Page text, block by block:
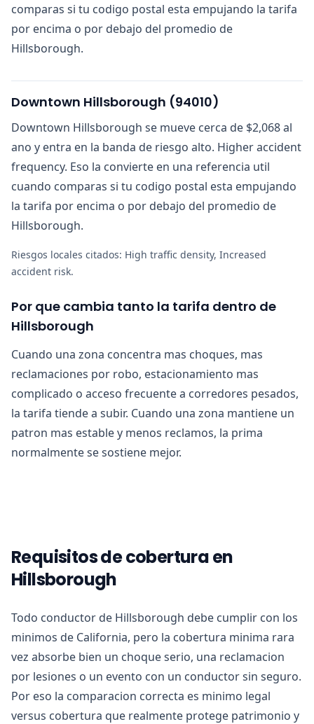
comparas si tu codigo postal esta empujando la tarifa
por encima o por debajo del promedio de
Hillsborough.
Downtown Hillsborough (94010)
Downtown Hillsborough se mueve cerca de $2,068 al
ano y entra en la banda de riesgo alto. Higher accident
frequency. Eso la convierte en una referencia util
cuando comparas si tu codigo postal esta empujando
la tarifa por encima o por debajo del promedio de
Hillsborough.
Riesgos locales citados: High traffic density, Increased
accident risk.
Por que cambia tanto la tarifa dentro de
Hillsborough
Cuando una zona concentra mas choques, mas
reclamaciones por robo, estacionamiento mas
complicado o acceso frecuente a corredores pesados,
la tarifa tiende a subir. Cuando una zona mantiene un
patron mas estable y menos reclamos, la prima
normalmente se sostiene mejor.
Requisitos de cobertura en
Hillsborough
Todo conductor de Hillsborough debe cumplir con los
minimos de California, pero la cobertura minima rara
vez absorbe bien un choque serio, una reclamacion
por lesiones o un evento con un conductor sin seguro.
Por eso la comparacion correcta es minimo legal
versus cobertura que realmente protege patrimonio y